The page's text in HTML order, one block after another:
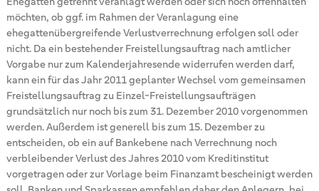
möchten, ob ggf. im Rahmen der Veranlagung eine
ehegattenübergreifende Verlustverrechnung erfolgen soll oder
nicht. Da ein bestehender Freistellungsauftrag nach amtlicher
Vorgabe nur zum Kalenderjahresende widerrufen werden darf,
kann ein für das Jahr 2011 geplanter Wechsel vom gemeinsamen
Freistellungsauftrag zu Einzel-Freistellungsaufträgen
grundsätzlich nur noch bis zum 31. Dezember 2010 vorgenommen
werden. Außerdem ist generell bis zum 15. Dezember zu
entscheiden, ob ein auf Bankebene nach Verrechnung noch
verbleibender Verlust des Jahres 2010 vom Kreditinstitut
vorgetragen oder zur Vorlage beim Finanzamt bescheinigt werden